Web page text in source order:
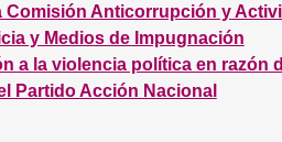
Comisión Anticorrupción y
y Medios de Impugnación
a la violencia política en razón
Partido Acción Nacional